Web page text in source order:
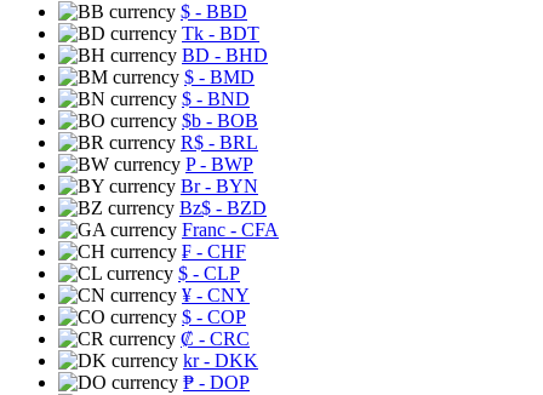
$ - BBD
Tk - BDT
BD - BHD
$ - BMD
$ - BND
$b - BOB
R$ - BRL
P- BWP
Br- BYN
Bz$ - BZD
Franc - CFA
₣ - CHF
$ - CLP
¥ - CNY
$ - COP
₡ - CRC
kr- DKK
₱ - DOP